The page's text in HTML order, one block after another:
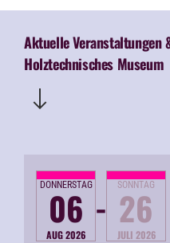
Aktuelle Veranstaltungen
Holztechnisches Museum
DONNERSTAG
06
AUG 2026
- SONNTAG
26
JULI 2026